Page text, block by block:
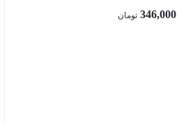
346,000 تومان